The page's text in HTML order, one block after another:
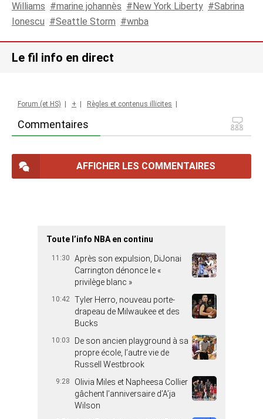
Williams
marine johannès New York Liberty
Sabrina
Ionescu
Seattle Storm wnba
Le fil info en direct
Commentaires
Forum (et HS) + Règles et contenus illicites
AFFICHER LES COMMENTAIRES
Toute l’info NBA en continu
11:30
Après son expulsion, DiJonai
Carrington dénonce le «
privilège blanc »
10:42 Tyler Herro, nouveau porte-
drapeau de Milwaukee et des
Bucks
10:03
De son ancien playground à sa
propre école, l’autre vie de
Russell Westbrook
9:28
Olivia Miles et Napheesa Collier
gâchent l’anniversaire d’A’ja
Wilson